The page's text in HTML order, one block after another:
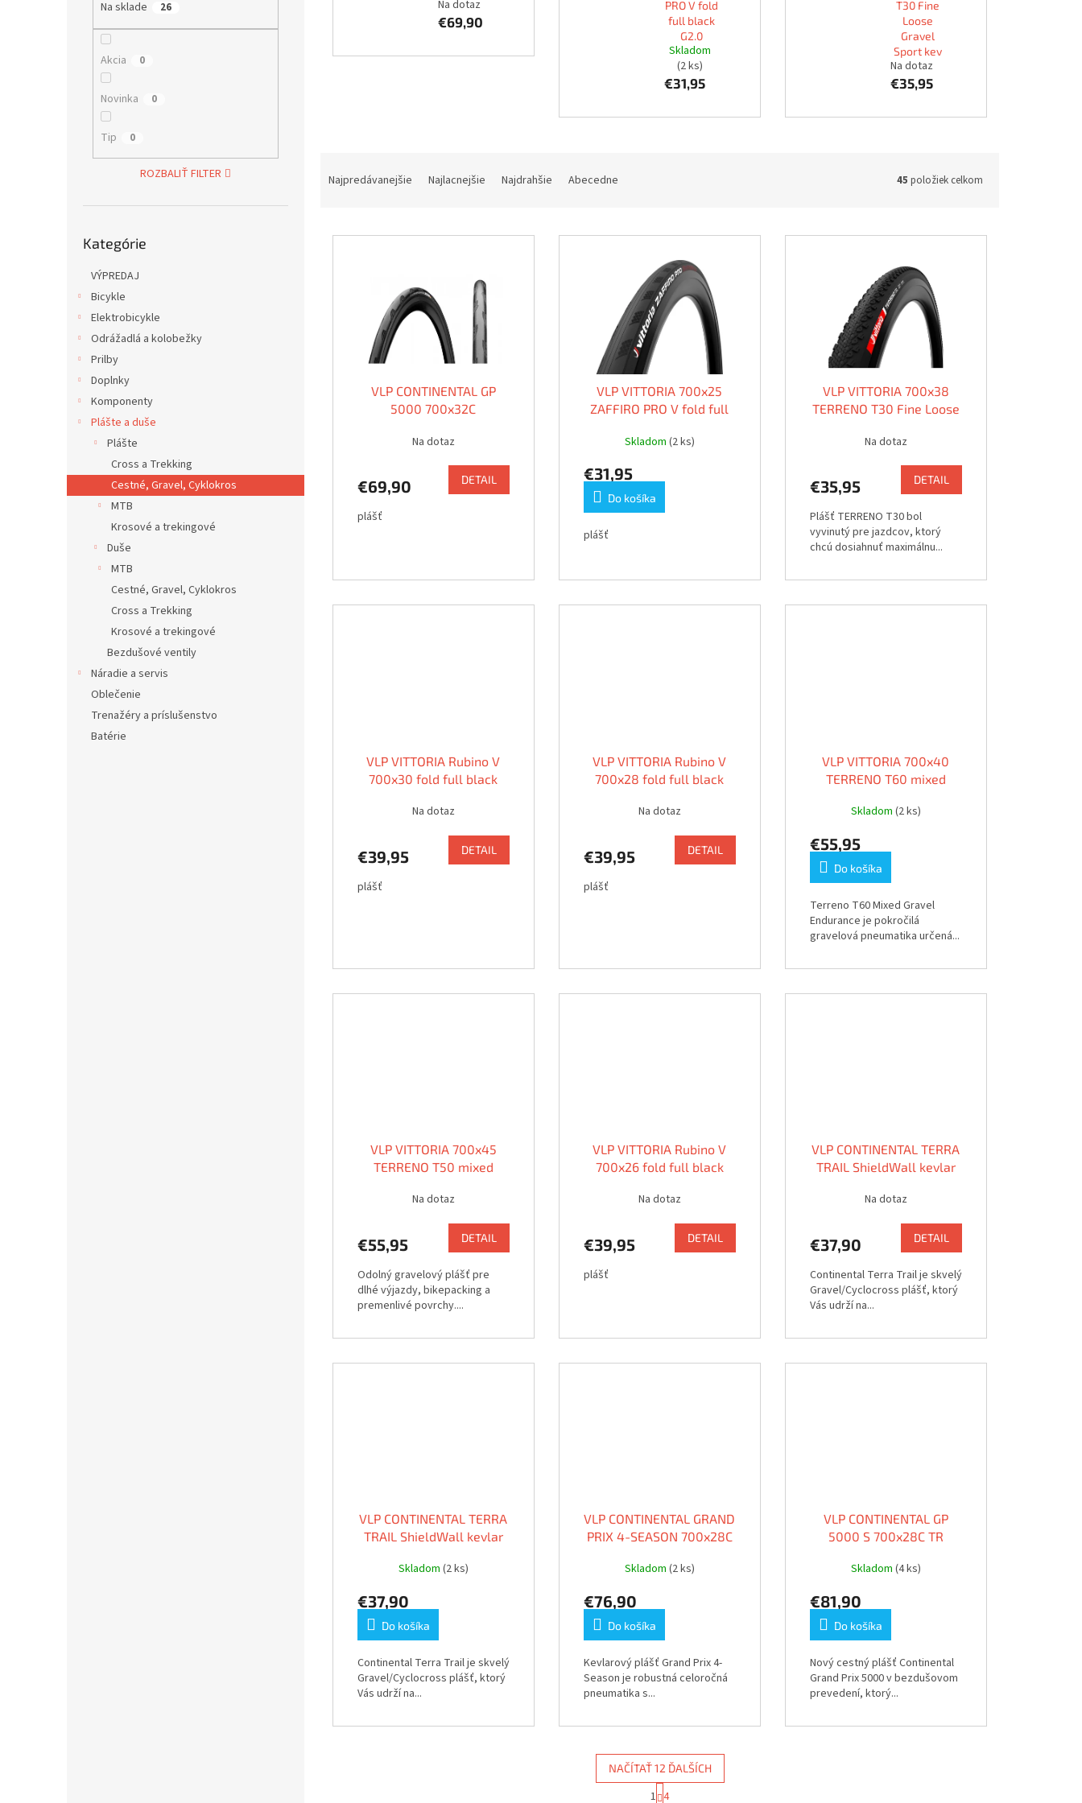
Na sklade 26
Akcia 0
Novinka 0
Tip 0
ROZBALIŤ FILTER
kategórie
Kategórie
VÝPREDAJ
Bicykle
Elektrobicykle
Odrážadlá a kolobežky
Prilby
Doplnky
Komponenty
Plášte a duše
Plášte
Cross a Trekking
Cestné, Gravel, Cyklokros
MTB
Krosové a trekingové
Duše
MTB
Cestné, Gravel, Cyklokros
Cross a Trekking
Krosové a trekingové
Bezdušové ventily
Náradie a servis
Oblečenie
Trenažéry a príslušenstvo
Batérie
Na dotaz
€69,90
PRO V fold
full black
G2.0
Skladom
(2 ks)
€31,95
T30 Fine
Loose
Gravel
Sport kev
Na dotaz
€35,95
Najpredávanejšie Najlacnejšie Najdrahšie Abecedne 45 položiek celkom
VLP CONTINENTAL GP
5000 700x32C
Na dotaz
€69,90 DETAIL
plášť
VLP VITTORIA 700x25
ZAFFIRO PRO V fold full
Skladom (2 ks)
€31,95
Do košíka
plášť
VLP VITTORIA 700x38
TERRENO T30 Fine Loose
Na dotaz
€35,95 DETAIL
Plášť TERRENO T30 bol
vyvinutý pre jazdcov, ktorý
chcú dosiahnuť maximálnu...
VLP VITTORIA Rubino V
700x30 fold full black
Na dotaz
€39,95 DETAIL
plášť
VLP VITTORIA Rubino V
700x28 fold full black
Na dotaz
€39,95 DETAIL
plášť
VLP VITTORIA 700x40
TERRENO T60 mixed
Skladom (2 ks)
€55,95
Do košíka
Terreno T60 Mixed Gravel
Endurance je pokročilá
gravelová pneumatika určená...
VLP VITTORIA 700x45
TERRENO T50 mixed
Na dotaz
€55,95 DETAIL
Odolný gravelový plášť pre
dlhé výjazdy, bikepacking a
premenlivé povrchy....
VLP VITTORIA Rubino V
700x26 fold full black
Na dotaz
€39,95 DETAIL
plášť
VLP CONTINENTAL TERRA
TRAIL ShieldWall kevlar
Na dotaz
€37,90 DETAIL
Continental Terra Trail je skvelý
Gravel/Cyclocross plášť, ktorý
Vás udrží na...
VLP CONTINENTAL TERRA
TRAIL ShieldWall kevlar
Skladom (2 ks)
€37,90
Do košíka
Continental Terra Trail je skvelý
Gravel/Cyclocross plášť, ktorý
Vás udrží na...
VLP CONTINENTAL GRAND
PRIX 4-SEASON 700x28C
Skladom (2 ks)
€76,90
Do košíka
Kevlarový plášť Grand Prix 4-
Season je robustná celoročná
pneumatika s...
VLP CONTINENTAL GP
5000 S 700x28C TR
Skladom (4 ks)
€81,90
Do košíka
Nový cestný plášť Continental
Grand Prix 5000 v bezdušovom
prevedení, ktorý...
NAČÍTAŤ 12 ĎALŠÍCH
S
1 4